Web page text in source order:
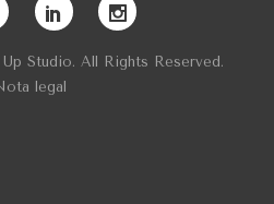
Studio. All Rights Reserved.
legal